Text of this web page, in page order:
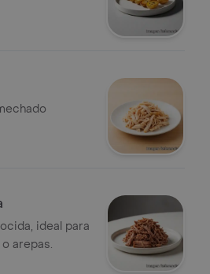
ideal para
arepas.